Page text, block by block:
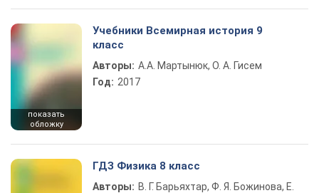
показать
обложку
Учебники Всемирная история 9
класс
Авторы: А.А. Мартынюк, О. А. Гисем
Год: 2017
ГДЗ Физика 8 класс
Авторы: В. Г. Барьяхтар, Ф. Я. Божинова, Е.